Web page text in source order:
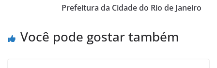
Prefeitura da Cidade do Rio de Janeiro
Você pode gostar também